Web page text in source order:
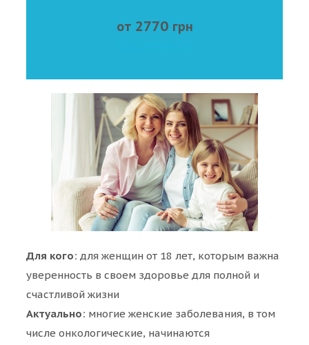
от 2770 грн
Для кого: для женщин от 18 лет, которым важна
уверенность в своем здоровье для полной и
счастливой жизни
Актуально: многие женские заболевания, в том
числе онкологические, начинаются